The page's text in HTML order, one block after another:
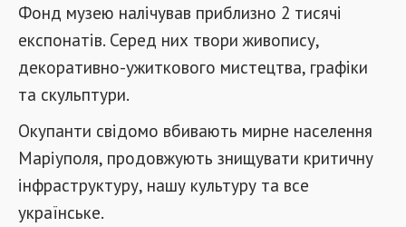
Фонд музею налічував приблизно 2 тисячі
експонатів. Серед них твори живопису,
декоративно-ужиткового мистецтва, графіки
та скульптури.
Окупанти свідомо вбивають мирне населення
Маріуполя, продовжують знищувати критичну
інфраструктуру, нашу культуру та все
українське.